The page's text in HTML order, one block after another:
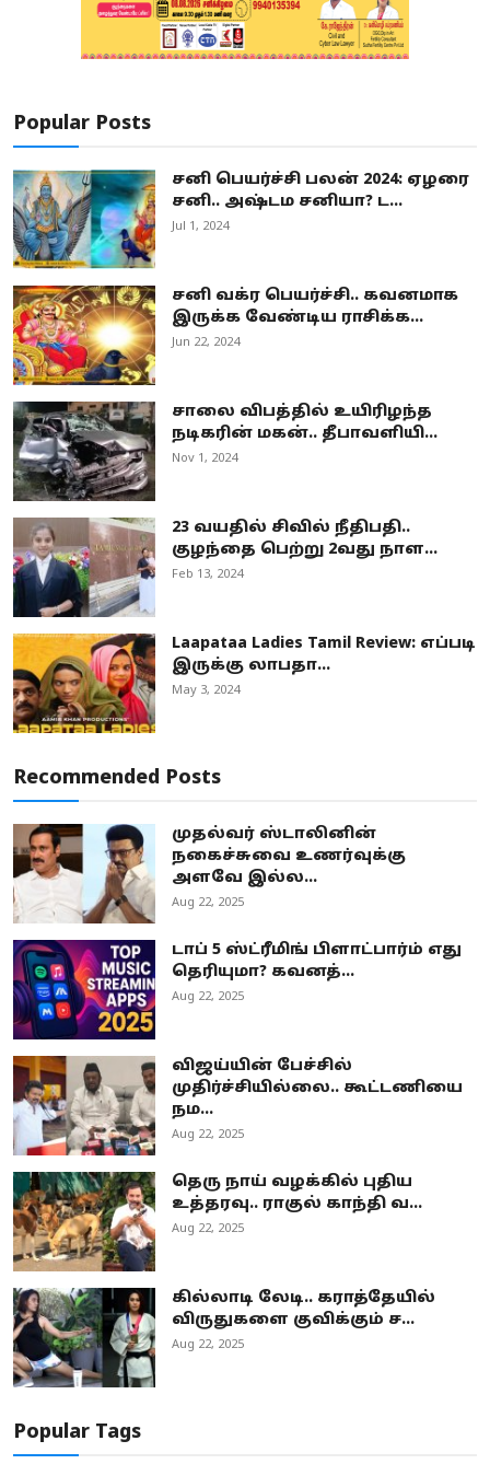
Popular Posts
சனி பெயர்ச்சி பலன் 2024: ஏழரை
சனி.. அஷ்டம சனியா? ட...
Jul 1, 2024
சனி வக்ர பெயர்ச்சி.. கவனமாக
இருக்க வேண்டிய ராசிக்க...
Jun 22, 2024
சாலை விபத்தில் உயிரிழந்த
நடிகரின் மகன்.. தீபாவளியி...
Nov 1, 2024
23 வயதில் சிவில் நீதிபதி..
குழந்தை பெற்று 2வது நாள...
Feb 13, 2024
Laapataa Ladies Tamil Review: எப்படி
இருக்கு லாபதா...
May 3, 2024
Recommended Posts
முதல்வர் ஸ்டாலினின்
நகைச்சுவை உணர்வுக்கு
அளவே இல்ல...
Aug 22, 2025
டாப் 5 ஸ்ட்ரீமிங் பிளாட்பார்ம் எது
தெரியுமா? கவனத்...
Aug 22, 2025
விஜய்யின் பேச்சில்
முதிர்ச்சியில்லை.. கூட்டணியை
நம...
Aug 22, 2025
தெரு நாய் வழக்கில் புதிய
உத்தரவு.. ராகுல் காந்தி வ...
Aug 22, 2025
கில்லாடி லேடி.. கராத்தேயில்
விருதுகளை குவிக்கும் ச...
Aug 22, 2025
Popular Tags